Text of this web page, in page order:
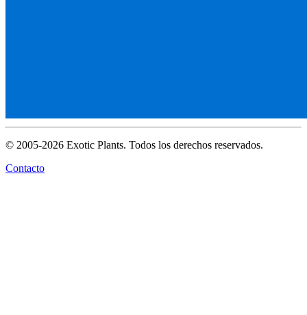
© 2005-2026 Exotic Plants. Todos los derechos reservados.
Contacto